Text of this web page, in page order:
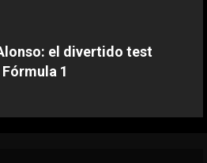
7, 2026
el divertido test
1